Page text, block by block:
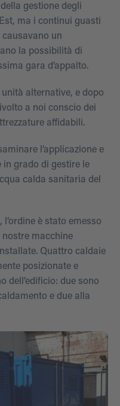
gestione degli
ma i continui guasti
un
la possibilità di
gara d’appalto.
alternative, e dopo
a noi conscio dei
affidabili.
l’applicazione e
in grado di gestire le
calda sanitaria del
è stato emesso
macchine
Quattro caldaie
posizionate e
dell’edificio: due sono
e due alla